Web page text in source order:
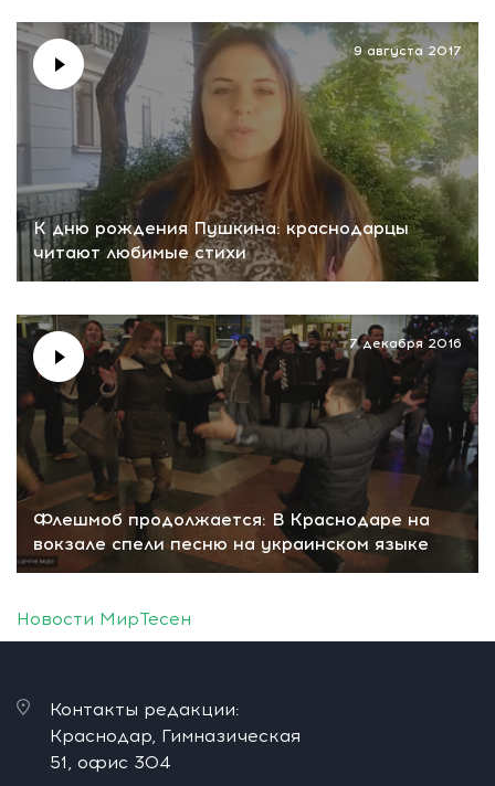
К дню рождения Пушкина: краснодарцы
читают любимые стихи
9 августа 2017
Флешмоб продолжается: В Краснодаре на
вокзале спели песню на украинском языке
7 декабря 2016
Новости МирТесен
Контакты редакции:
Краснодар, Гимназическая
51, офис 304